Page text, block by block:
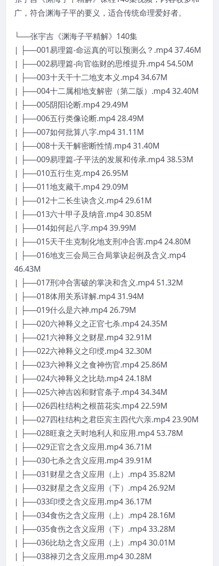
广，符合渊海子平的要义，适合传统命理爱好者。
└──张宇吉《渊海子平精解》140集
| ├──001易理篇-命运真的可以预测么？.mp4 37.46M
| ├──002易理篇-向官临财的思维提升.mp4 54.50M
| ├──003十天干十二地支本义.mp4 34.67M
| ├──004十二属相地支解密（第二版）.mp4 32.40M
| ├──005阴阳论断.mp4 29.49M
| ├──006五行类像论断.mp4 28.49M
| ├──007如何批算八字.mp4 31.11M
| ├──008十天干解密断性情.mp4 31.40M
| ├──009易理篇-子平法的发展和传承.mp4 38.53M
| ├──010五行生克.mp4 26.95M
| ├──011地支藏干.mp4 29.09M
| ├──012十二长生诀含义.mp4 29.61M
| ├──013六十甲子及纳音.mp4 30.85M
| ├──014如何起八字.mp4 39.99M
| ├──015天干生克制化地支刑冲合害.mp4 24.80M
| ├──016地支三会局三合局掌诀起例及含义.mp4
46.43M
| ├──017刑冲合害破的掌决和含义.mp4 51.32M
| ├──018体用关系详解.mp4 31.94M
| ├──019什么是六神.mp4 26.79M
| ├──020六神释义之正官七杀.mp4 24.35M
| ├──021六神释义之财星.mp4 32.91M
| ├──022六神释义之印绶.mp4 32.30M
| ├──023六神释义之食神伤官.mp4 25.86M
| ├──024六神释义之比劫.mp4 24.18M
| ├──025六神吉凶和财官条子.mp4 34.34M
| ├──026四柱结构之根苗花实.mp4 22.59M
| ├──027四柱结构之君臣宾主四代六亲.mp4 23.90M
| ├──028旺衰之天时地利人和应用.mp4 53.78M
| ├──029正官之含义应用.mp4 36.71M
| ├──030七杀之含义应用.mp4 39.91M
| ├──031财星之含义应用（上）.mp4 35.82M
| ├──032财星之含义应用（下）.mp4 26.92M
| ├──033印绶之含义应用.mp4 36.17M
| ├──034食伤之含义应用（上）.mp4 28.16M
| ├──035食伤之含义应用（下）.mp4 33.28M
| ├──036比劫之含义应用（上）.mp4 30.01M
| ├──038禄刃之含义应用.mp4 30.28M